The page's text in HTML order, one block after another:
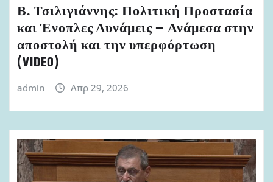
Β. Τσιλιγιάννης: Πολιτική Προστασία
και Ένοπλες Δυνάμεις – Ανάμεσα στην
αποστολή και την υπερφόρτωση
(VIDEO)
admin Απρ 29, 2026